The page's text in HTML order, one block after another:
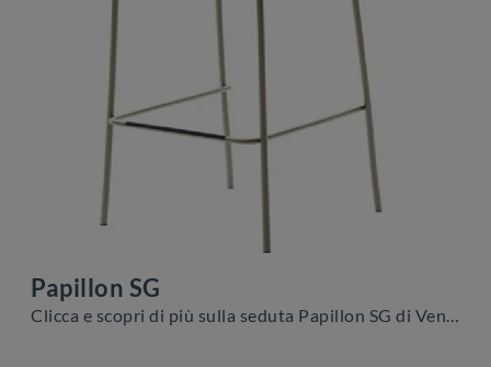
Papillon SG
Clicca e scopri di più sulla seduta Papillon SG di Veneta Cucine in tessuto: le più esclusive Sedie sgabelli moderne ti aspettano.